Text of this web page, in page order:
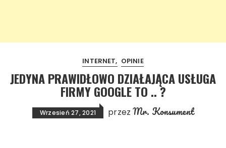
INTERNET OPINIE
JEDYNA PRAWIDŁOWO DZIAŁAJĄCA USŁUGA
FIRMY GOOGLE TO .. ?
Wrzesień 27, 2021 przezMr. Konsument